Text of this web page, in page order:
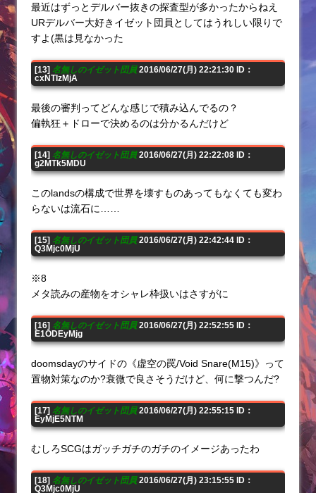
最近はずっとデルバー抜きの探査型が多かったからねえ
URデルバー大好きイゼット団員としてはうれしい限りで
すよ(黒は見なかった
[13] 名無しのイゼット団員2016/06/27(月) 22:21:30 ID：
cxNTIzMjA
最後の審判ってどんな感じで積み込んでるの？
偏執狂＋ドローで決めるのは分かるんだけど
[14] 名無しのイゼット団員2016/06/27(月) 22:22:08 ID：
g2MTk5MDU
このlandsの構成で世界を壊すものあってもなくても変わ
らないは流石に……
[15] 名無しのイゼット団員2016/06/27(月) 22:42:44 ID：
Q3Mjc0MjU
※8
メタ読みの産物をオシャレ枠扱いはさすがに
[16] 名無しのイゼット団員2016/06/27(月) 22:52:55 ID：
E1ODEyMjg
doomsdayのサイドの《虚空の罠/Void Snare(M15)》って
置物対策なのか?衰微で良さそうだけど、何に撃つんだ?
[17] 名無しのイゼット団員2016/06/27(月) 22:55:15 ID：
EyMjE5NTM
むしろSCGはガッチガチのガチのイメージあったわ
[18] 名無しのイゼット団員2016/06/27(月) 23:15:55 ID：
Q3Mjc0MjU